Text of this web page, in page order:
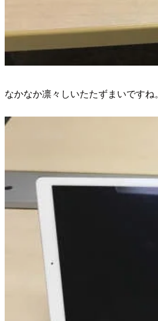
なかなか凛々しいたたずまいですね。